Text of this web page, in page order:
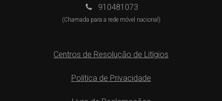
910481073
(Chamada para a rede móvel nacional)
Centros de Resolução de Litígios
Política de Privacidade